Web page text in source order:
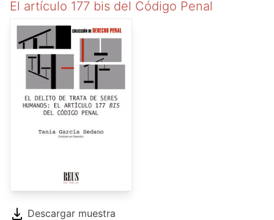
El artículo 177 bis del Código Penal
Descargar muestra